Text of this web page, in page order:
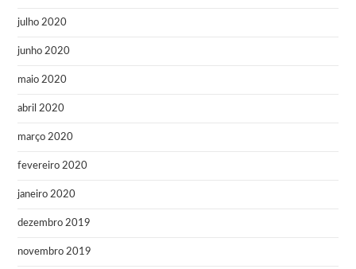
julho 2020
junho 2020
maio 2020
abril 2020
março 2020
fevereiro 2020
janeiro 2020
dezembro 2019
novembro 2019